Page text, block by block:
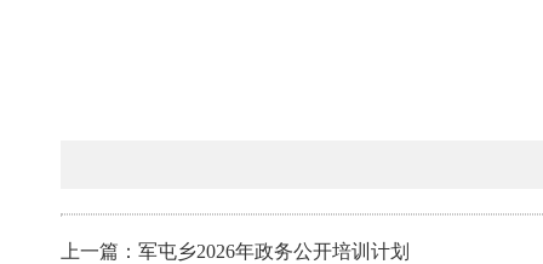
上一篇：军屯乡2026年政务公开培训计划